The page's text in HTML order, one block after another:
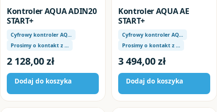
Kontroler AQUA ADIN20
START+
Cyfrowy kontroler AQ…
Prosimy o kontakt z …
2 128,00zł
Dodaj do koszyka
Kontroler AQUA AE
START+
Cyfrowy kontroler AQ…
Prosimy o kontakt z …
3 494,00zł
Dodaj do koszyka